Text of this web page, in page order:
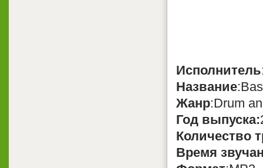
Исполнитель
Название
Жанр:Drum
Год выпуска:
Количество
Время